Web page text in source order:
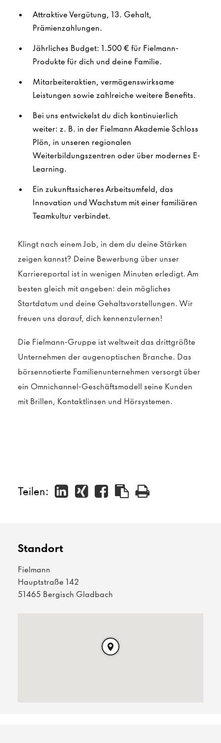
Attraktive Vergütung, 13. Gehalt,
Prämienzahlungen.
Jährliches Budget: 1.500 € für Fielmann-
Produkte für dich und deine Familie.
Mitarbeiteraktien, vermögenswirksame
Leistungen sowie zahlreiche weitere Benefits.
Bei uns entwickelst du dich kontinuierlich
weiter: z. B. in der Fielmann Akademie Schloss
Plön, in unseren regionalen
Weiterbildungszentren oder über modernes E-
Learning.
Ein zukunftssicheres Arbeitsumfeld, das
Innovation und Wachstum mit einer familiären
Teamkultur verbindet.
Klingt nach einem Job, in dem du deine Stärken
zeigen kannst? Deine Bewerbung über unser
Karriereportal ist in wenigen Minuten erledigt. Am
besten gleich mit angeben: dein mögliches
Startdatum und deine Gehaltsvorstellungen. Wir
freuen uns darauf, dich kennenzulernen!
Die Fielmann-Gruppe ist weltweit das drittgrößte
Unternehmen der augenoptischen Branche. Das
börsennotierte Familienunternehmen versorgt über
ein Omnichannel-Geschäftsmodell seine Kunden
mit Brillen, Kontaktlinsen und Hörsystemen.
Teilen:
Standort
Fielmann
Hauptstraße 142
51465 Bergisch Gladbach